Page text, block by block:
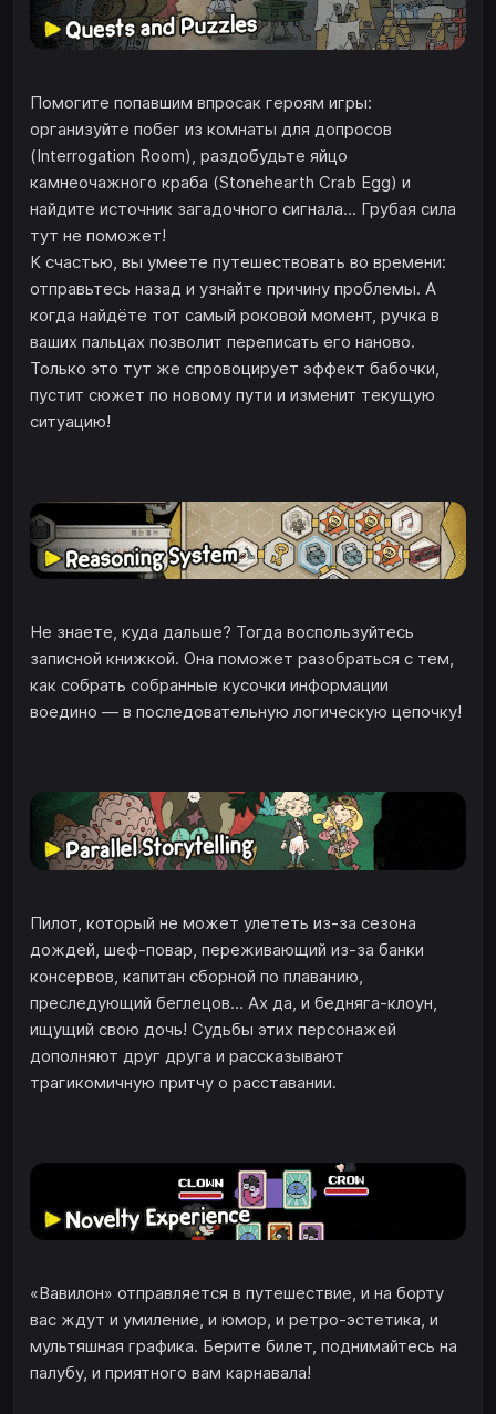
Помогите попавшим впросак героям игры:
организуйте побег из комнаты для допросов
(Interrogation Room), раздобудьте яйцо
камнеочажного краба (Stonehearth Crab Egg) и
найдите источник загадочного сигнала... Грубая сила
тут не поможет!
К счастью, вы умеете путешествовать во времени:
отправьтесь назад и узнайте причину проблемы. А
когда найдёте тот самый роковой момент, ручка в
ваших пальцах позволит переписать его наново.
Только это тут же спровоцирует эффект бабочки,
пустит сюжет по новому пути и изменит текущую
ситуацию!
Не знаете, куда дальше? Тогда воспользуйтесь
записной книжкой. Она поможет разобраться с тем,
как собрать собранные кусочки информации
воедино — в последовательную логическую цепочку!
Пилот, который не может улететь из-за сезона
дождей, шеф-повар, переживающий из-за банки
консервов, капитан сборной по плаванию,
преследующий беглецов… Ах да, и бедняга-клоун,
ищущий свою дочь! Судьбы этих персонажей
дополняют друг друга и рассказывают
трагикомичную притчу о расставании.
«Вавилон» отправляется в путешествие, и на борту
вас ждут и умиление, и юмор, и ретро-эстетика, и
мультяшная графика. Берите билет, поднимайтесь на
палубу, и приятного вам карнавала!